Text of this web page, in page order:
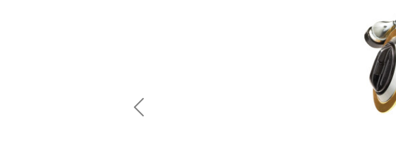
Previous